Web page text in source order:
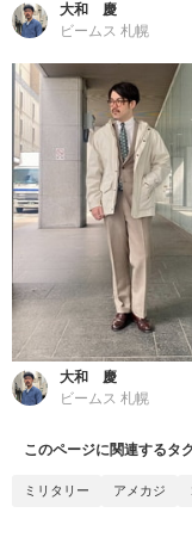
大和 慶
ビームス 札幌
大和 慶
ビームス 札幌
このページに関連するタ
ミリタリー アメカジ